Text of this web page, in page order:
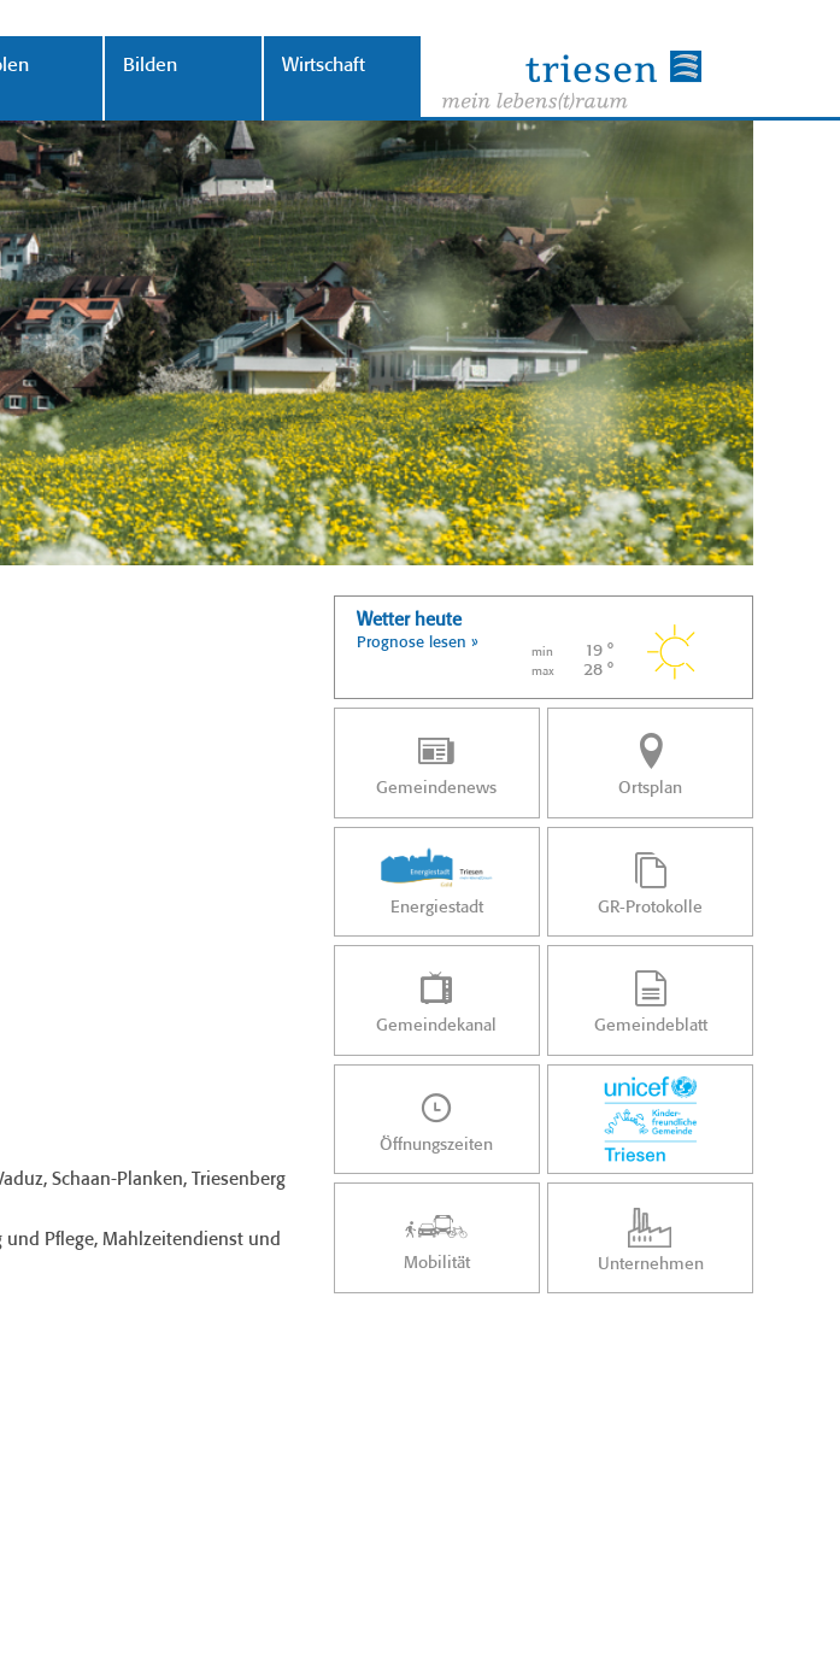
Bilden Wirtschaft
Schaan-Planken, Triesenberg
Pflege, Mahlzeitendienst und
Wetter heute
Prognose lesen »
min 19 °
max 28 °
Gemeindenews Ortsplan
Energiestadt GR-Protokolle
Gemeindekanal Gemeindeblatt
Öffnungszeiten
Mobilität Unternehmen